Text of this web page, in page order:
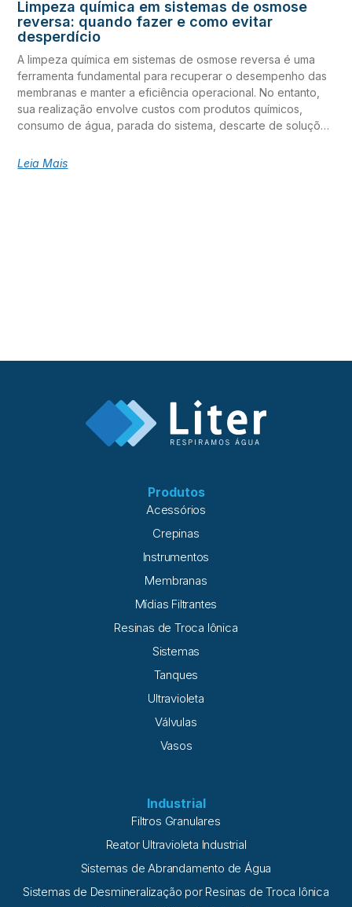
precipitação de compostos menos solúveis, favorecendo a
incrustação por carbonato, sulfato e sílica
Limpeza química em sistemas de osmose
reversa: quando fazer e como evitar
desperdício
A limpeza química em sistemas de osmose reversa é uma
ferramenta fundamental para recuperar o desempenho das
membranas e manter a eficiência operacional. No entanto,
sua realização envolve custos com produtos químicos,
consumo de água, parada do sistema, descarte de soluções
inadequada, pode reduzir a vida útil das membranas. Por
confiabilidade da operação. O que a limpeza química
resolve (e o que ela não resolve) A limpeza química em
sistemas de osmose reversa é indicada quando a perda de
Leia Mais
Produtos
Acessórios
Crepinas
Instrumentos
Membranas
Mídias Filtrantes
Resinas de Troca Iônica
Sistemas
Tanques
Ultravioleta
Válvulas
Vasos
Industrial
Filtros Granulares
Reator Ultravioleta Industrial
Sistemas de Abrandamento de Água
Sistemas de Desmineralização por Resinas de Troca Iônica